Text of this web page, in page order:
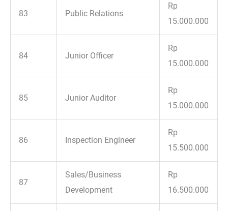
83 Public Relations
Rp
15.000.000
84 Junior Officer
Rp
15.000.000
85 Junior Auditor
Rp
15.000.000
86 Inspection Engineer
Rp
15.500.000
87
Sales/Business
Development
Rp
16.500.000